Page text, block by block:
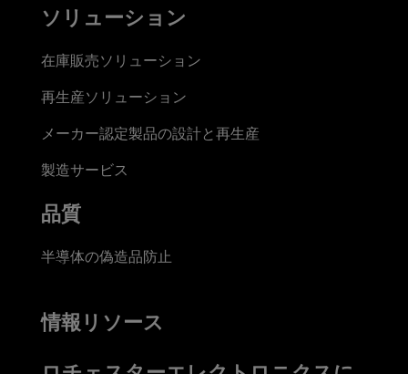
ソリューション
在庫販売ソリューション
再生産ソリューション
メーカー認定製品の設計と再生産
製造サービス
品質
半導体の偽造品防止
情報リソース